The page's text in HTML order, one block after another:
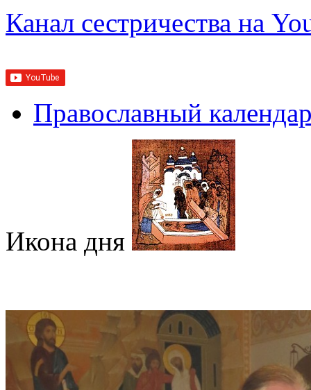
Канал сестричества на
Православный
Икона дня